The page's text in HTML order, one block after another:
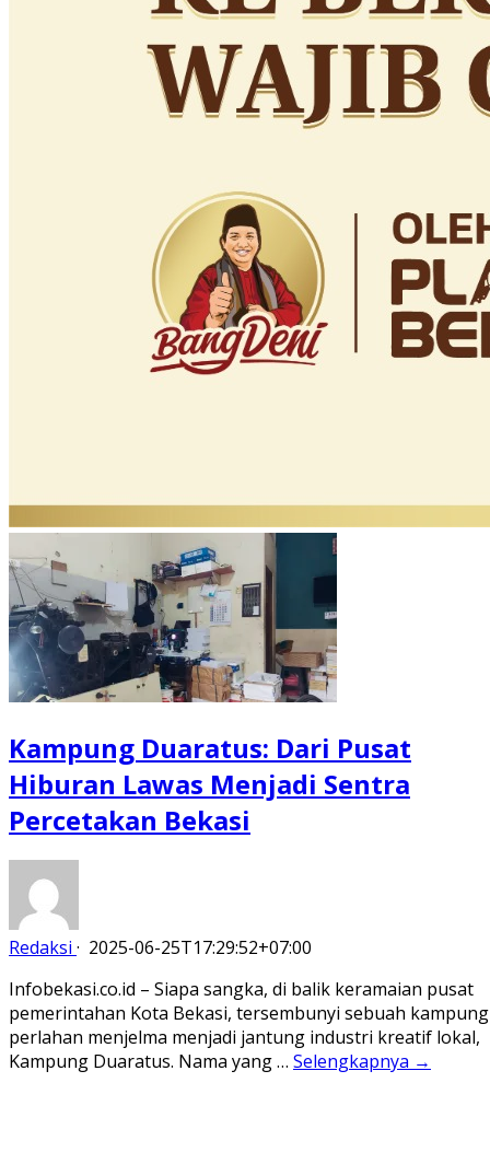
Kampung Duaratus: Dari Pusat
Hiburan Lawas Menjadi Sentra
Percetakan Bekasi
Redaksi · 2025-06-25T17:29:52+07:00
Infobekasi.co.id – Siapa sangka, di balik keramaian pusat
pemerintahan Kota Bekasi, tersembunyi sebuah kampung
perlahan menjelma menjadi jantung industri kreatif lokal,
Kampung Duaratus. Nama yang … Selengkapnya →